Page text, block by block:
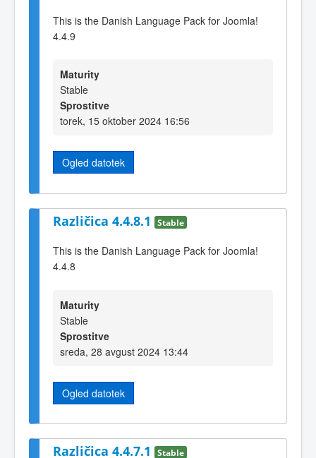
This is the Danish Language Pack for Joomla!
4.4.9
Maturity
Stable
Sprostitve
torek, 15 oktober 2024 16:56
Ogled datotek
Različica 4.4.8.1 Stable
This is the Danish Language Pack for Joomla!
4.4.8
Maturity
Stable
Sprostitve
sreda, 28 avgust 2024 13:44
Ogled datotek
Različica 4.4.7.1 Stable